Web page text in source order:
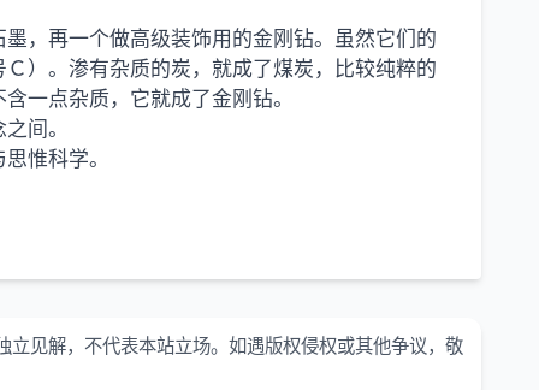
，再一个做高级装饰用的金刚钻。虽然它们的
。渗有杂质的炭，就成了煤炭，比较纯粹的
一点杂质，它就成了金刚钻。
间。
惟科学。
见解，不代表本站立场。如遇版权侵权或其他争议，敬